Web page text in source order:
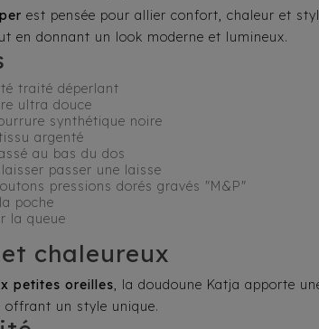
est pensée pour allier confort, chaleur et
en donnant un look moderne et lumineux.
traité déperlant
ultra douce
synthétique noire
argenté
au bas du dos
passer une laisse
pressions dorés gravés "M&P"
poche
la queue
chaleureux
petites oreilles, la doudoune Katja apporte
offrant un style unique.